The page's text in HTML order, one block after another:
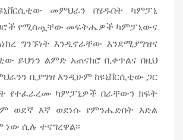
መምህራን በሄዱበት ካምፓኒ
የሚሰጧቸው መፍትሔዎች ካምፓኒውና
ግንኙነት እንዲኖራቸው እንደሚያግዝና
ይህንን ልምድ አጠናክሮ ቢቀጥልና በዚህ
ቢያግዝ እንዲሁም ከዩኒቨርሲቲው ጋር
የተፈራረሙ ካምፓኒዎች በራቸውን ክፍት
ወደኛ እኛ ወደነሱ የምንሔድበት እድል
ሲሉ ተናግረዋል፡፡